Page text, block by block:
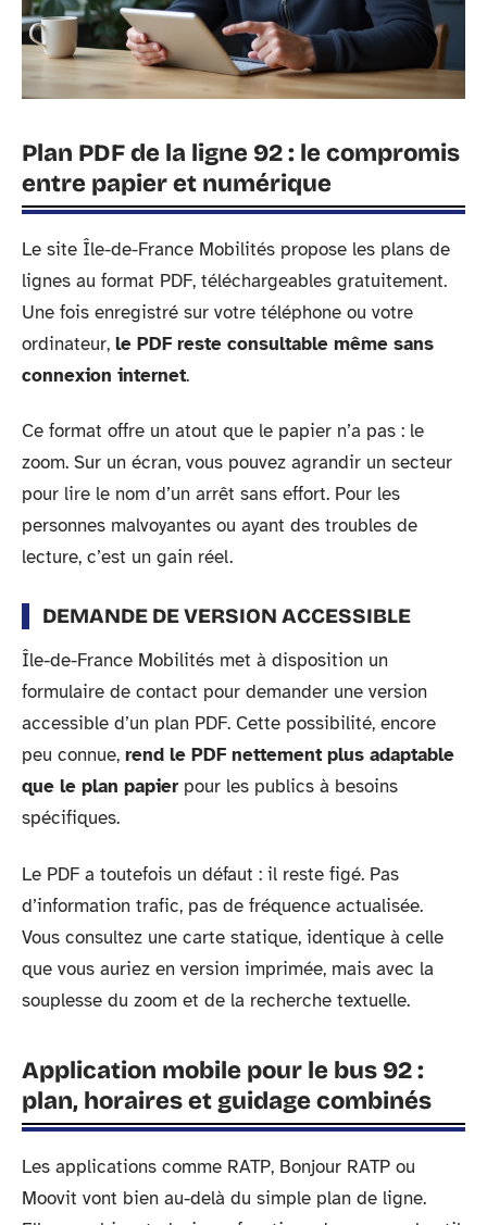
Plan PDF de la ligne 92 : le compromis
entre papier et numérique
Le site Île-de-France Mobilités propose les plans de
lignes au format PDF, téléchargeables gratuitement.
Une fois enregistré sur votre téléphone ou votre
ordinateur, le PDF reste consultable même sans
connexion internet.
Ce format offre un atout que le papier n’a pas : le
zoom. Sur un écran, vous pouvez agrandir un secteur
pour lire le nom d’un arrêt sans effort. Pour les
personnes malvoyantes ou ayant des troubles de
lecture, c’est un gain réel.
DEMANDE DE VERSION ACCESSIBLE
Île-de-France Mobilités met à disposition un
formulaire de contact pour demander une version
accessible d’un plan PDF. Cette possibilité, encore
peu connue, rend le PDF nettement plus adaptable
que le plan papier pour les publics à besoins
spécifiques.
Le PDF a toutefois un défaut : il reste figé. Pas
d’information trafic, pas de fréquence actualisée.
Vous consultez une carte statique, identique à celle
que vous auriez en version imprimée, mais avec la
souplesse du zoom et de la recherche textuelle.
Application mobile pour le bus 92 :
plan, horaires et guidage combinés
Les applications comme RATP, Bonjour RATP ou
Moovit vont bien au-delà du simple plan de ligne.